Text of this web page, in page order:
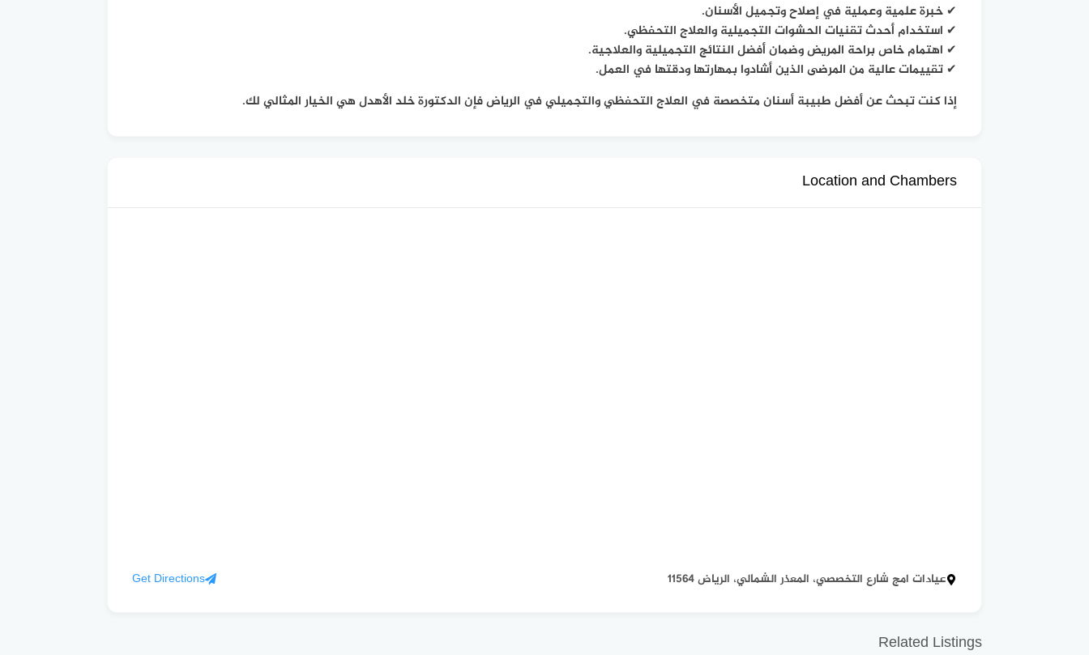
✔ خبرة علمية وعملية في إصلاح وتجميل الأسنان.
✔ استخدام أحدث تقنيات الحشوات التجميلية والعلاج التحفظي.
✔ اهتمام خاص براحة المريض وضمان أفضل النتائج التجميلية والعلاجية.
✔ تقييمات عالية من المرضى الذين أشادوا بمهارتها ودقتها في العمل.
إذا كنت تبحث عن أفضل طبيبة أسنان متخصصة في العلاج التحفظي والتجميلي في الرياض فإن الدكتورة خلد الأهدل هي الخيار المثالي لك.
Location and Chambers
عيادات امج شارع التخصصي، المعذر الشمالي، الرياض 11564 Get Directions
Related Listings